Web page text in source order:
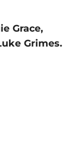
Grace,
Grimes.